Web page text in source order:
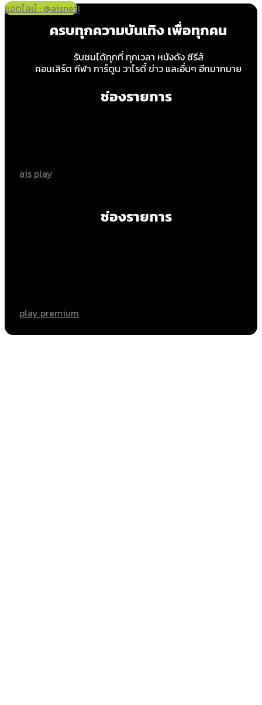
โทร 065-349-8191
แอดไลน์ : @aisnet
ครบทุกความบันเทิง เพื่อทุกคน
รับชมได้ทุกที่ ทุกเวลา หนังดัง ซีรีส์
คอนเสิร์ต กีฬา การ์ตูน วาไรตี้ ข่าว และอื่นๆ อีกมากมาย
ช่องรายการ
ais play
ช่องรายการ
play premium